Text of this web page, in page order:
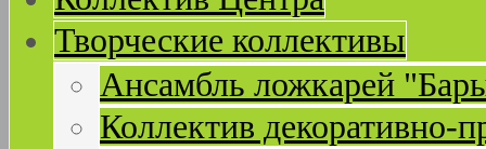
Творческие коллективы
Ансамбль ложкарей
Коллектив декоративно-